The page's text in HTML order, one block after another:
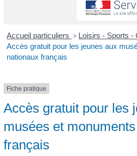
Accueil particuliers > Loisirs - Sports -
Accès gratuit pour les jeunes aux
nationaux français
Fiche pratique
Accès gratuit pour les
musées et
français